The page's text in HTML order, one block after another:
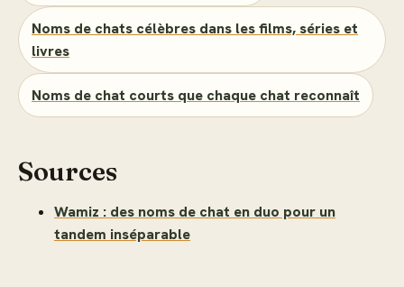
Noms de chats célèbres dans les films, séries et
livres
Noms de chat courts que chaque chat reconnaît
Sources
Wamiz : des noms de chat en duo pour un
tandem inséparable